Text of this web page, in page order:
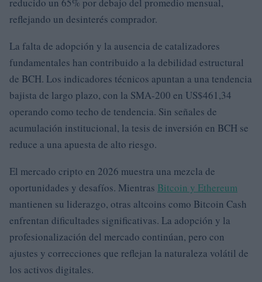
reflejando un desinterés comprador.
La falta de adopción y la ausencia de catalizadores
fundamentales han contribuido a la debilidad estructural
de BCH. Los indicadores técnicos apuntan a una tendencia
bajista de largo plazo, con la SMA-200 en US$461,34
operando como techo de tendencia. Sin señales de
acumulación institucional, la tesis de inversión en BCH se
reduce a una apuesta de alto riesgo.
El mercado cripto en 2026 muestra una mezcla de
oportunidades y desafíos. Mientras Bitcoin y Ethereum
mantienen su liderazgo, otras altcoins como Bitcoin Cash
enfrentan dificultades significativas. La adopción y la
profesionalización del mercado continúan, pero con
ajustes y correcciones que reflejan la naturaleza volátil de
los activos digitales.